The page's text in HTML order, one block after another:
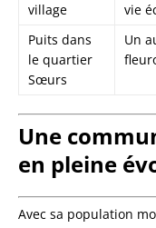
village
vie
Puits dans
le quartier
Sœurs
Un
Une
en pleine
Avec sa population